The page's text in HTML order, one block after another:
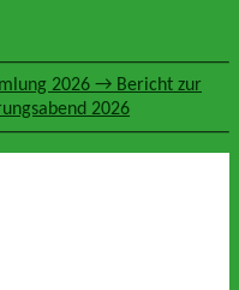
2026 → Bericht zur
2026